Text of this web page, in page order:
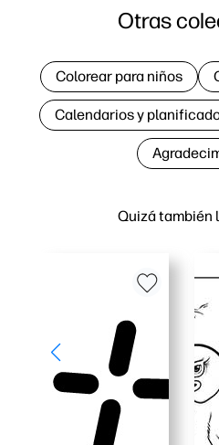
Quizá también
Otras
Colorear para niños
Calendarios y